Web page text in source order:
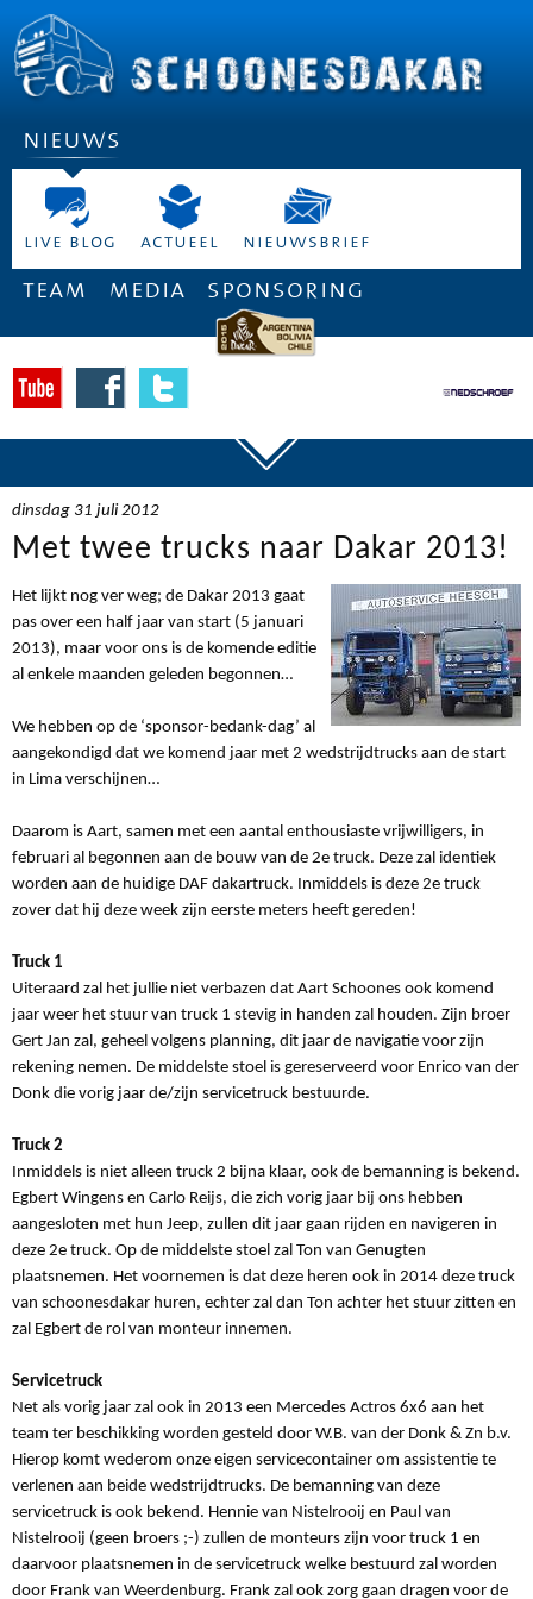
nieuws
live blog actueel nieuwsbrief
team media sponsoring
dinsdag 31 juli 2012
Met twee trucks naar Dakar 2013!
Het lijkt nog ver weg; de Dakar 2013 gaat
pas over een half jaar van start (5 januari
2013), maar voor ons is de komende editie
al enkele maanden geleden begonnen…
We hebben op de ‘sponsor-bedank-dag’ al
aangekondigd dat we komend jaar met 2 wedstrijdtrucks aan de start
in Lima verschijnen…
Daarom is Aart, samen met een aantal enthousiaste vrijwilligers, in
februari al begonnen aan de bouw van de 2e truck. Deze zal identiek
worden aan de huidige DAF dakartruck. Inmiddels is deze 2e truck
zover dat hij deze week zijn eerste meters heeft gereden!
Truck 1
Uiteraard zal het jullie niet verbazen dat Aart Schoones ook komend
jaar weer het stuur van truck 1 stevig in handen zal houden. Zijn broer
Gert Jan zal, geheel volgens planning, dit jaar de navigatie voor zijn
rekening nemen. De middelste stoel is gereserveerd voor Enrico van der
Donk die vorig jaar de/zijn servicetruck bestuurde.
Truck 2
Inmiddels is niet alleen truck 2 bijna klaar, ook de bemanning is bekend.
Egbert Wingens en Carlo Reijs, die zich vorig jaar bij ons hebben
aangesloten met hun Jeep, zullen dit jaar gaan rijden en navigeren in
deze 2e truck. Op de middelste stoel zal Ton van Genugten
plaatsnemen. Het voornemen is dat deze heren ook in 2014 deze truck
van schoonesdakar huren, echter zal dan Ton achter het stuur zitten en
zal Egbert de rol van monteur innemen.
Servicetruck
Net als vorig jaar zal ook in 2013 een Mercedes Actros 6x6 aan het
team ter beschikking worden gesteld door W.B. van der Donk & Zn b.v.
Hierop komt wederom onze eigen servicecontainer om assistentie te
verlenen aan beide wedstrijdtrucks. De bemanning van deze
servicetruck is ook bekend. Hennie van Nistelrooij en Paul van
Nistelrooij (geen broers ;-) zullen de monteurs zijn voor truck 1 en
daarvoor plaatsnemen in de servicetruck welke bestuurd zal worden
door Frank van Weerdenburg. Frank zal ook zorg gaan dragen voor de